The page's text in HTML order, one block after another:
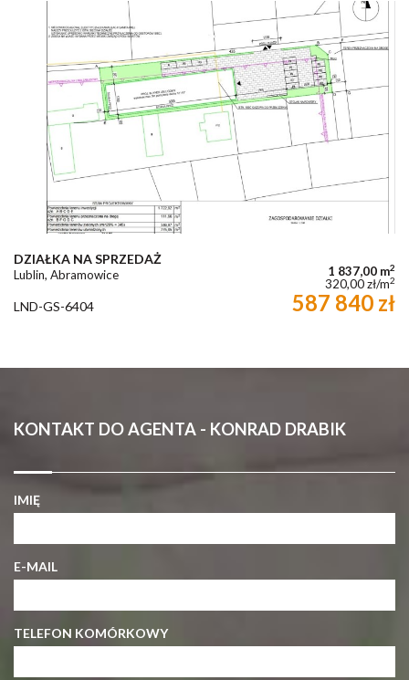
DZIAŁKA NA SPRZEDAŻ
Lublin, Abramowice 1 837,00 m2
320,00 zł/m2
LND-GS-6404 587 840 zł
KONTAKT DO AGENTA - KONRAD DRABIK
IMIĘ
E-MAIL
TELEFON KOMÓRKOWY